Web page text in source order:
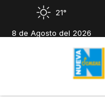
21°
8 de Agosto del 2026